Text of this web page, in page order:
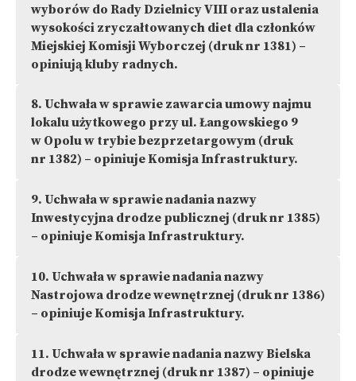
wyborów do Rady Dzielnicy VIII oraz ustalenia
wysokości zryczałtowanych diet dla członków
Miejskiej Komisji Wyborczej (druk nr 1381) –
opiniują kluby radnych.
8. Uchwała w sprawie zawarcia umowy najmu
lokalu użytkowego przy ul. Łangowskiego 9
w Opolu w trybie bezprzetargowym (druk
nr 1382) – opiniuje Komisja Infrastruktury.
9. Uchwała w sprawie nadania nazwy
Inwestycyjna drodze publicznej (druk nr 1385)
– opiniuje Komisja Infrastruktury.
10. Uchwała w sprawie nadania nazwy
Nastrojowa drodze wewnętrznej (druk nr 1386)
– opiniuje Komisja Infrastruktury.
11. Uchwała w sprawie nadania nazwy Bielska
drodze wewnętrznej (druk nr 1387) – opiniuje